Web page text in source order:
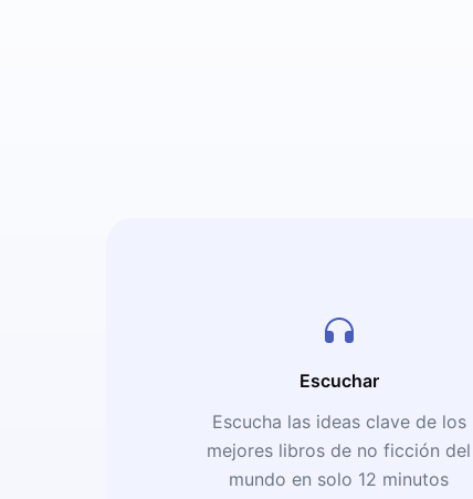
Escuchar
Escucha las ideas clave de los
mejores libros de no ficción del
mundo en solo 12 minutos